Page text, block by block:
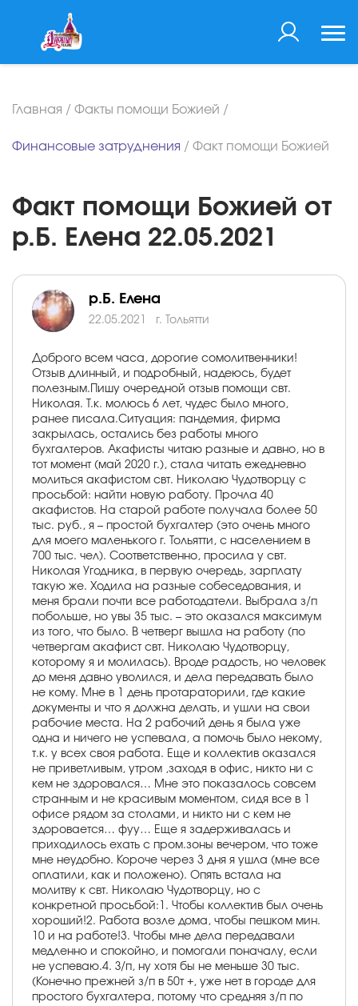
Главная / Факты помощи Божией /
Финансовые затруднения / Факт помощи Божией
Факт помощи Божией от
р.Б. Елена 22.05.2021
р.Б. Елена
22.05.2021 г. Тольятти
Доброго всем часа, дорогие сомолитвенники!
Отзыв длинный, и подробный, надеюсь, будет
полезным.Пишу очередной отзыв помощи свт.
Николая. Т.к. молюсь 6 лет, чудес было много,
ранее писала.Ситуация: пандемия, фирма
закрылась, остались без работы много
бухгалтеров. Акафисты читаю разные и давно, но в
тот момент (май 2020 г.), стала читать ежедневно
молиться акафистом свт. Николаю Чудотворцу с
просьбой: найти новую работу. Прочла 40
акафистов. На старой работе получала более 50
тыс. руб., я – простой бухгалтер (это очень много
для моего маленького г. Тольятти, с населением в
700 тыс. чел). Соответственно, просила у свт.
Николая Угодника, в первую очередь, зарплату
такую же. Ходила на разные собеседования, и
меня брали почти все работодатели. Выбрала з/п
побольше, но увы 35 тыс. – это оказался максимум
из того, что было. В четверг вышла на работу (по
четвергам акафист свт. Николаю Чудотворцу,
которому я и молилась). Вроде радость, но человек
до меня давно уволился, и дела передавать было
не кому. Мне в 1 день протараторили, где какие
документы и что я должна делать, и ушли на свои
рабочие места. На 2 рабочий день я была уже
одна и ничего не успевала, а помочь было некому,
т.к. у всех своя работа. Еще и коллектив оказался
не приветливым, утром ,заходя в офис, никто ни с
кем не здоровался… Мне это показалось совсем
странным и не красивым моментом, сидя все в 1
офисе рядом за столами, и никто ни с кем не
здоровается… фуу… Еще я задерживалась и
приходилось ехать с пром.зоны вечером, что тоже
мне неудобно. Короче через 3 дня я ушла (мне все
оплатили, как и положено). Опять встала на
молитву к свт. Николаю Чудотворцу, но с
конкретной просьбой:1. Чтобы коллектив был очень
хороший!2. Работа возле дома, чтобы пешком мин.
10 и на работе!3. Чтобы мне дела передавали
медленно и спокойно, и помогали поначалу, если
не успеваю.4. З/п, ну хотя бы не меньше 30 тыс.
(Конечно прежней з/п в 50т +, уже нет в городе для
простого бухгалтера, потому что средняя з/п по